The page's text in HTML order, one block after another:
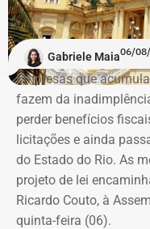
encorajá-las.
“A ideia de dar aulas
defenderem de casos
entre a prática do
demanda real do
que muitas sentem é a
treinamentos vão
consciência situacional
antes mesmo que o
Evolução do patrimônio
entre 2012 e 2026, em
Tabela:
Apesar da
Gabriele Maia06/
Empresas que
fazem da
perder benefícios
licitações e ainda
do Estado do Rio. As
projeto de lei
Ricardo Couto, à
quinta-feira (06).